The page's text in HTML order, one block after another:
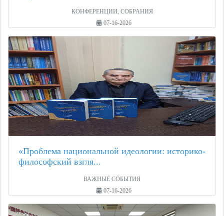
КОНФЕРЕНЦИИ, СОБРАНИЯ
07-16-2026
«Проблема национальной идеологии: историко-
философский взгля...
ВАЖНЫЕ СОБЫТИЯ
07-16-2026